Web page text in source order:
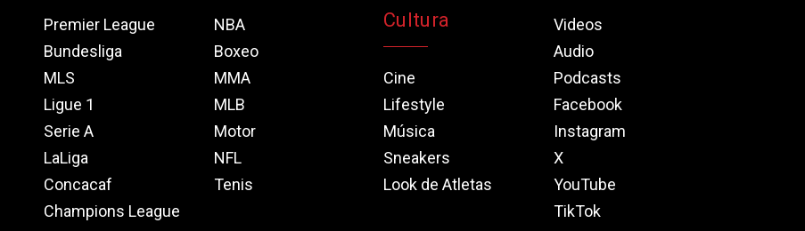
Premier League
Bundesliga
MLS
Ligue 1
Serie A
LaLiga
Concacaf
Champions League
NBA
Boxeo
MMA
MLB
Motor
NFL
Tenis
Cultura
Cine
Lifestyle
Música
Sneakers
Look de Atletas
Videos
Audio
Podcasts
Facebook
Instagram
X
YouTube
TikTok